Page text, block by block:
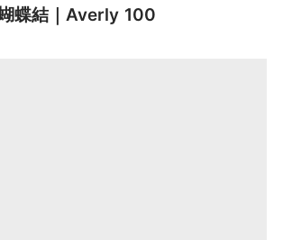
蝶結｜Averly 100